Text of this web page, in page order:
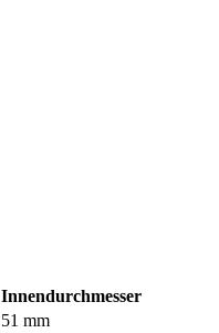
Innendurchmesser
51 mm